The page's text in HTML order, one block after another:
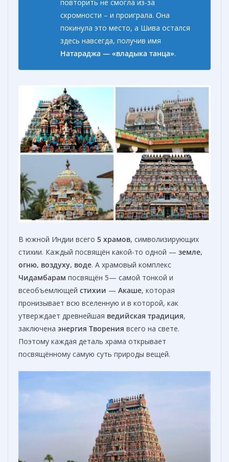
повторить не смогла из-за
скромности – и проиграла. Она
покинула это место, а Шива остался
здесь навсегда, получив имя
Натараджа — «владыка танца».
В южной Индии всего 5 храмов, символизирующих
стихии. Каждый посвящён какой-то одной — земле,
огню, воздуху, воде. А храмовый комплекс
Чидамбарам посвящён 5— самой тонкой и
всеобъемлющей стихии — Акаше, которая
пронизывает всю вселенную и в которой, как
утверждает древнейшая ведийская традиция,
заключена энергия Творения всего на свете.
Поэтому каждая деталь храма открывает
посвящённому самую суть природы вещей.